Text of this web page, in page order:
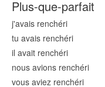
Plus-que-parfait
j'avais renchéri
tu avais renchéri
il avait renchéri
nous avions renchéri
vous aviez renchéri